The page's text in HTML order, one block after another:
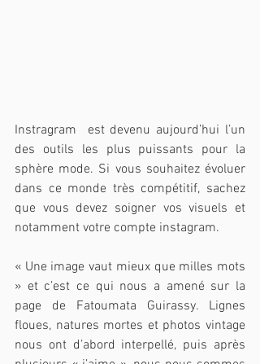
Instragram  est devenu aujourd’hui l’un
des outils les plus puissants pour la
sphère mode. Si vous souhaitez évoluer
dans ce monde très compétitif, sachez
que vous devez soigner vos visuels et
notamment votre compte instagram.
« Une image vaut mieux que milles mots
» et c’est ce qui nous a amené sur la
page de Fatoumata Guirassy. Lignes
floues, natures mortes et photos vintage
nous ont d’abord interpellé, puis après